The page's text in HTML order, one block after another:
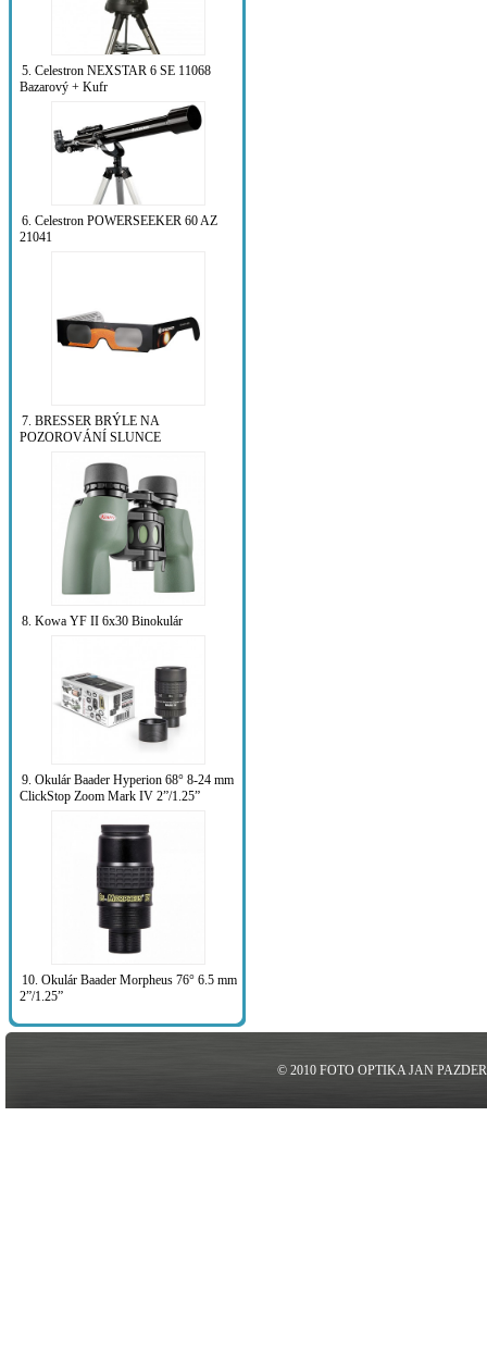
5. Celestron NEXSTAR 6 SE 11068
Bazarový + Kufr
6. Celestron POWERSEEKER 60 AZ
21041
7. BRESSER BRÝLE NA
POZOROVÁNÍ SLUNCE
8. Kowa YF II 6x30 Binokulár
9. Okulár Baader Hyperion 68° 8-24 mm
ClickStop Zoom Mark IV 2”/1.25”
10. Okulár Baader Morpheus 76° 6.5 mm
2”/1.25”
© 2010 FOTO OPTIKA JAN